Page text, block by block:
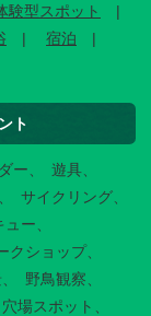
験型スポット
宿泊
ト
ー
遊具
サイクリング
ュー
クショップ
野鳥観察
穴場スポット